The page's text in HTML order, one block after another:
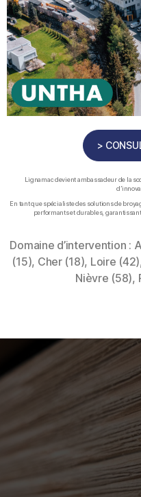
>
Lignamac devient ambassadeur de la
En tant que spécialiste des solutions de
performants et durables,
Domaine d’intervention :
(15), Cher (18), Loire
Nièvre (58),